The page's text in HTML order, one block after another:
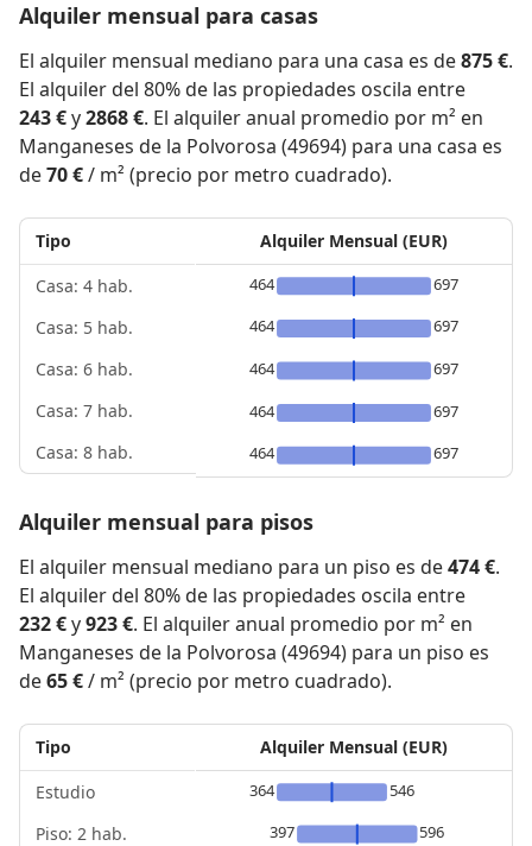
Alquiler mensual para casas
El alquiler mensual mediano para una casa es de875 €.
El alquiler del 80% de las propiedades oscila entre
243 €y2868 €. El alquiler anual promedio por m² en
Manganeses de la Polvorosa (49694) para una casa es
de70 €/ m² (precio por metro cuadrado).
Tipo
Casa: 4 hab.
Casa: 5 hab.
Casa: 6 hab.
Casa: 7 hab.
Casa: 8 hab.
Alquiler Mensual (EUR)
464
697
464
697
464
697
464
697
464
697
Alquiler mensual para pisos
El alquiler mensual mediano para un piso es de474 €.
El alquiler del 80% de las propiedades oscila entre
232 €y923 €. El alquiler anual promedio por m² en
Manganeses de la Polvorosa (49694) para un piso es
de65 €/ m² (precio por metro cuadrado).
Tipo
Estudio
Piso: 2 hab.
Alquiler Mensual (EUR)
364
546
397
596